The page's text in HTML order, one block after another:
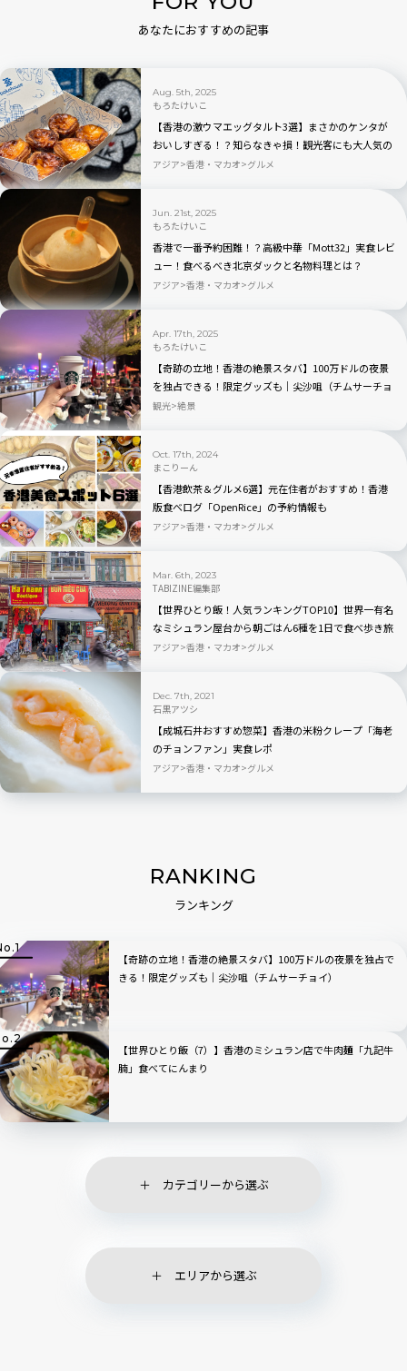
あなたにおすすめの記事
Aug. 5th, 2025
もろたけいこ
【香港の激ウマエッグタルト3選】まさかのケンタが
おいしすぎる！？知らなきゃ損！観光客にも大人気の
穴場とは？
アジア 香港・マカオ グルメ
Jun. 21st, 2025
もろたけいこ
香港で一番予約困難！？高級中華「Mott32」実食レビ
ュー！食べるべき北京ダックと名物料理とは？
アジア 香港・マカオ グルメ
Apr. 17th, 2025
もろたけいこ
【奇跡の立地！香港の絶景スタバ】100万ドルの夜景
を独占できる！限定グッズも｜尖沙咀（チムサーチョ
イ）
観光 絶景
Oct. 17th, 2024
まこりーん
【香港飲茶＆グルメ6選】元在住者がおすすめ！香港
版食べログ「OpenRice」の予約情報も
アジア 香港・マカオ グルメ
Mar. 6th, 2023
TABIZINE編集部
【世界ひとり飯！人気ランキングTOP10】世界一有名
なミシュラン屋台から朝ごはん6種を1日で食べ歩き旅
まで
アジア 香港・マカオ グルメ
Dec. 7th, 2021
石黒アツシ
【成城石井おすすめ惣菜】香港の米粉クレープ「海老
のチョンファン」実食レポ
アジア 香港・マカオ グルメ
RANKING
ランキング
【奇跡の立地！香港の絶景スタバ】100万ドルの夜景を独占で
きる！限定グッズも｜尖沙咀（チムサーチョイ）
【世界ひとり飯（7）】香港のミシュラン店で牛肉麺「九記牛
腩」食べてにんまり
カテゴリーから選ぶ
エリアから選ぶ